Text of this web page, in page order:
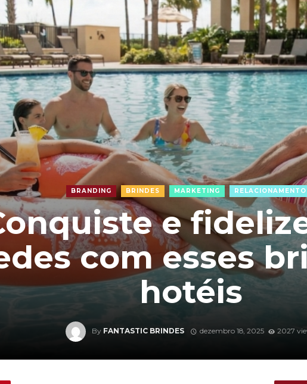
BRANDING BRINDES MARKETING RELACIONAMENTO
e
com esses
hotéis
By FANTASTIC BRINDES dezembro 18, 2025 2027